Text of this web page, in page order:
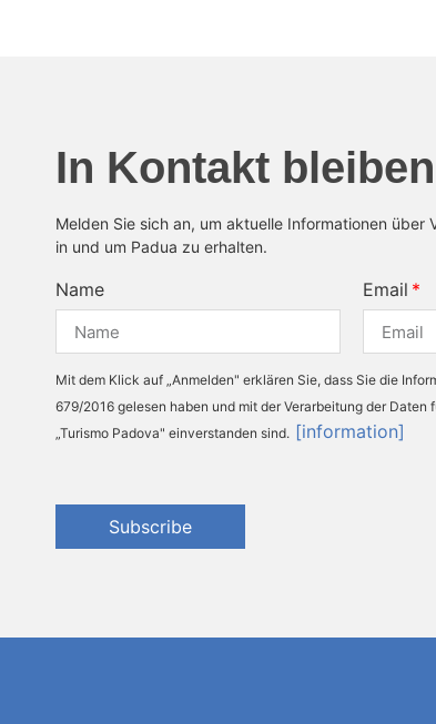
In Kontakt bleiben
Melden Sie sich an, um aktuelle Informationen über
in und um Padua zu erhalten.
Name Email
Mit dem Klick auf „Anmelden" erklären Sie, dass Sie die
679/2016 gelesen haben und mit der Verarbeitung der Daten
„Turismo Padova" einverstanden sind. [information]
Subscribe